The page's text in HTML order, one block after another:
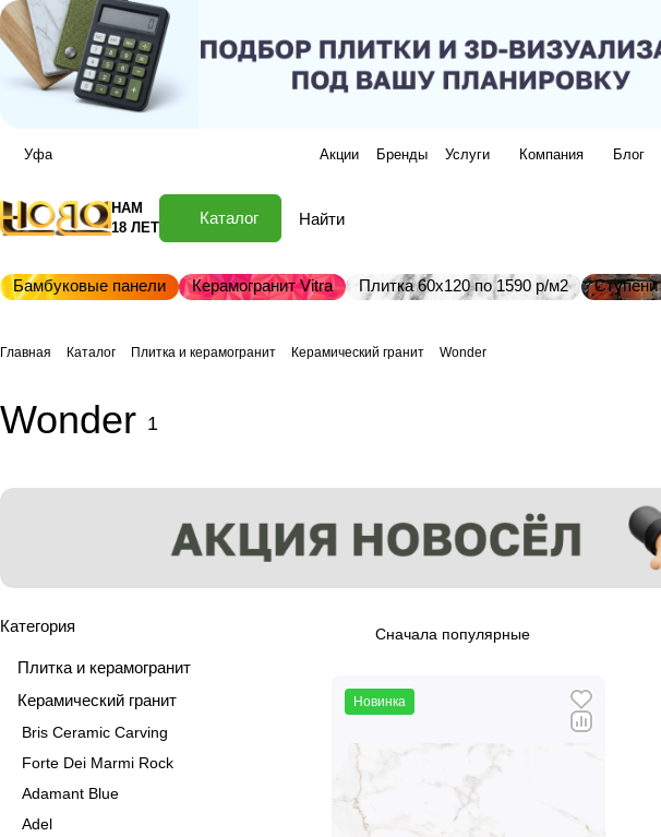
Уфа Акции Бренды Услуги Компания Блог
НАМ
18 ЛЕТ
Каталог
Бамбуковые панели Керамогранит Vitra Плитка 60х120 по 1590 р/м2 Ступени
Главная Каталог Плитка и керамогранит Керамический гранит Wonder
Wonder 1
Сначала популярные
Новинка
Категория
Плитка и керамогранит
Керамический гранит
Bris Ceramic Carving
Forte Dei Marmi Rock
Adamant Blue
Adel